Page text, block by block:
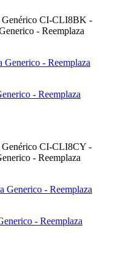
Genérico CI-CLI8BK -
- Reemplaza
- Reemplaza
Genérico CI-CLI8CY -
- Reemplaza
- Reemplaza